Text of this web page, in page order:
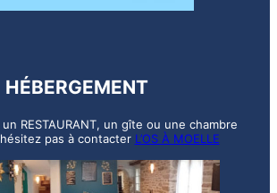
HÉBERGEMENT
RESTAURANT, un gîte ou une chambre
pas à contacter L’OS À MOELLE